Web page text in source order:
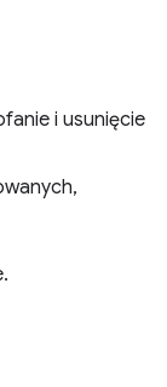
i usunięcie